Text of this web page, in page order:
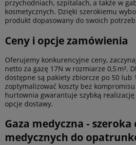
przychodniach, szpitalach, a także w
kosmetycznych. Dzięki szerokiemu
produkt dopasowany do swoich
Ceny i opcje zamówienia
Oferujemy konkurencyjne ceny,
netto za gazę 17N w rozmiarze 0,5 m².
dostępne są pakiety zbiorcze po 50 lub
zoptymalizować koszty bez
hurtownia gwarantuje szybką
opcje dostawy.
Gaza medyczna -
medycznych do